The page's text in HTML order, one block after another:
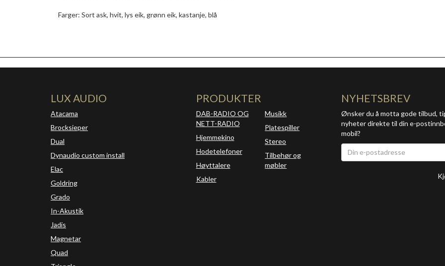
Farger: Sort ask, hvit, lys eik, grønn eik, kastanje, blå
LUX AUDIO
Atacama
Brocksieper
Dual
Dynaudio custom install
Elac
Goldring
Grado
In-Akustik
Jadis
Magnetar
Quad
PRODUKTER
DAB-RADIO OG
NETT-RADIO
Hjemmekino
Hodetelefoner
Høyttalere
Kabler
Musikk
Platespiller
Stereo
Tilbehør og
møbler
NYHETSBREV
Ønsker du å motta gode tilbud,
nyheter direkte til din e-
mobil?